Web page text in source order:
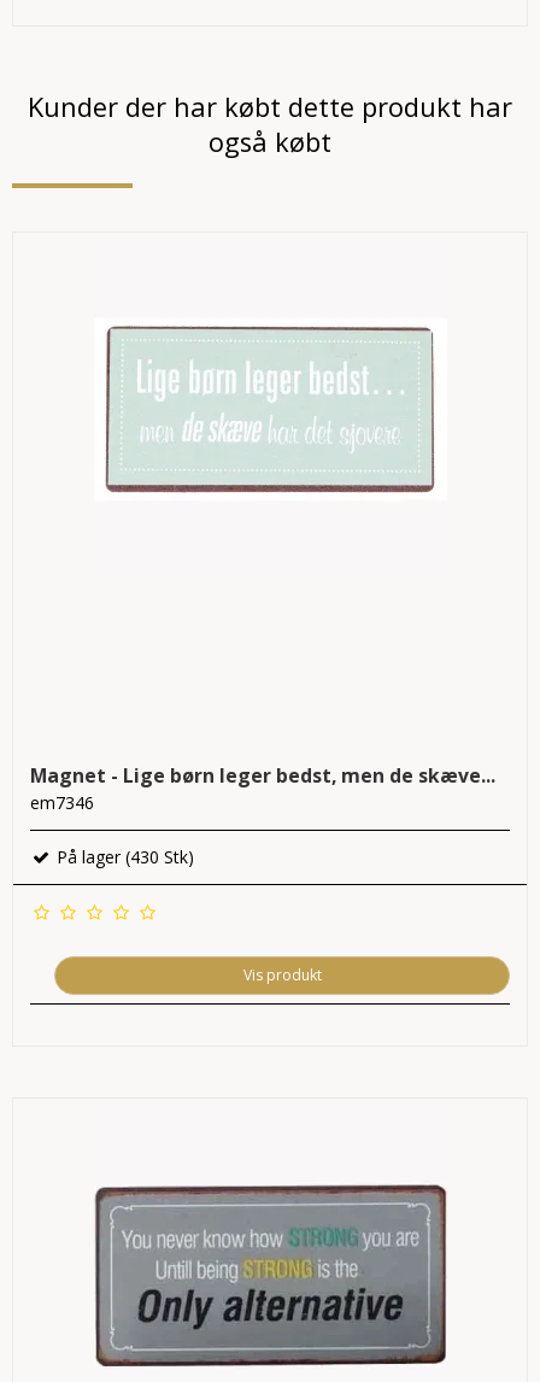
Kunder der har købt dette produkt har
også købt
Magnet - Lige børn leger bedst, men de skæve...
em7346
På lager (430 Stk)
Vis produkt